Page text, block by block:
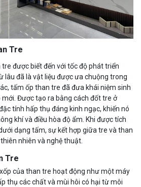
Tre
được biết đến với tốc độ phát triển
lâu đã là vật liệu được ưa chuộng trong
tấm ốp than tre đã đưa khái niệm sinh
Được tạo ra bằng cách đốt tre ở
tính hấp thụ đáng kinh ngạc, khiến nó
khí và điều hòa độ ẩm. Khi được tích
dạng tấm, sự kết hợp giữa tre và than
nhiên và nghệ thuật.
Tre
của than tre hoạt động như một máy
thụ các chất và mùi hôi có hại từ môi